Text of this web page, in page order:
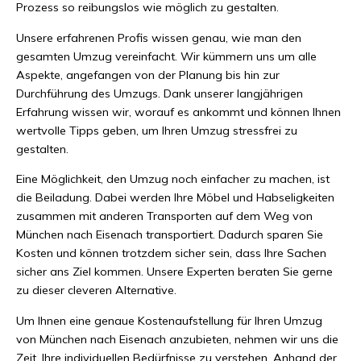
Prozess so reibungslos wie möglich zu gestalten.
Unsere erfahrenen Profis wissen genau, wie man den
gesamten Umzug vereinfacht. Wir kümmern uns um alle
Aspekte, angefangen von der Planung bis hin zur
Durchführung des Umzugs. Dank unserer langjährigen
Erfahrung wissen wir, worauf es ankommt und können Ihnen
wertvolle Tipps geben, um Ihren Umzug stressfrei zu
gestalten.
Eine Möglichkeit, den Umzug noch einfacher zu machen, ist
die Beiladung. Dabei werden Ihre Möbel und Habseligkeiten
zusammen mit anderen Transporten auf dem Weg von
München nach Eisenach transportiert. Dadurch sparen Sie
Kosten und können trotzdem sicher sein, dass Ihre Sachen
sicher ans Ziel kommen. Unsere Experten beraten Sie gerne
zu dieser cleveren Alternative.
Um Ihnen eine genaue Kostenaufstellung für Ihren Umzug
von München nach Eisenach anzubieten, nehmen wir uns die
Zeit, Ihre individuellen Bedürfnisse zu verstehen. Anhand der